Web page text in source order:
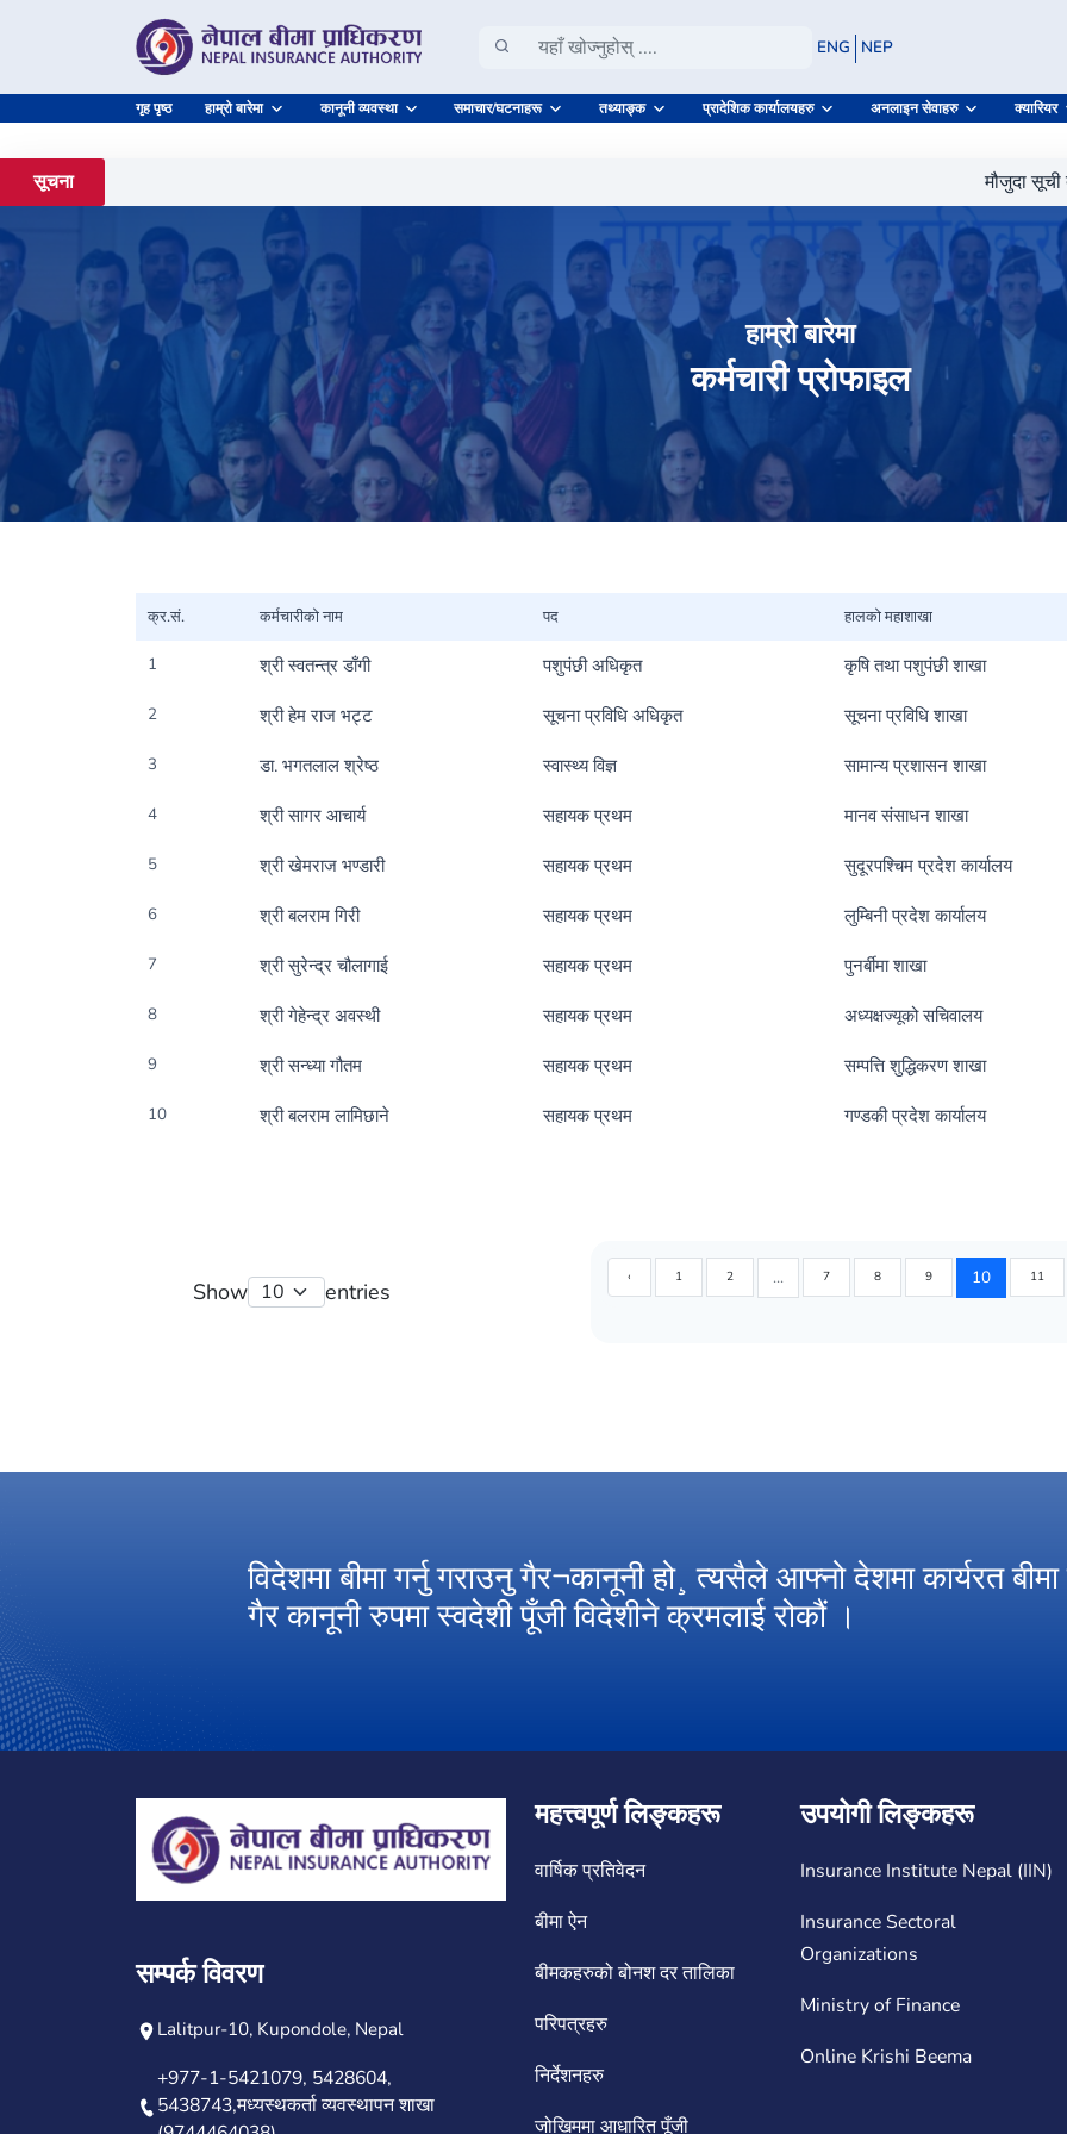
ENG NEP
गृह पृष्ठ हाम्रो बारेमा कानूनी व्यवस्था समाचार/घटनाहरू तथ्याङ्क प्रादेशिक कार्यालयहरु अनलाइन सेवाहरु क्यारियर
सूचना मौजुदा सूची दर्ता
हाम्रो बारेमा
कर्मचारी प्रोफाइल
क्र.सं. कर्मचारीको नाम पद हालको महाशाखा
1 श्री स्वतन्त्र डाँगी पशुपंछी अधिकृत कृषि तथा पशुपंछी शाखा
2 श्री हेम राज भट्ट सूचना प्रविधि अधिकृत सूचना प्रविधि शाखा
3 डा. भगतलाल श्रेष्ठ स्वास्थ्य विज्ञ सामान्य प्रशासन शाखा
4 श्री सागर आचार्य सहायक प्रथम मानव संसाधन शाखा
5 श्री खेमराज भण्डारी सहायक प्रथम सुदूरपश्चिम प्रदेश कार्यालय
6 श्री बलराम गिरी सहायक प्रथम लुम्बिनी प्रदेश कार्यालय
7 श्री सुरेन्द्र चौलागाई सहायक प्रथम पुनर्बीमा शाखा
8 श्री गेहेन्द्र अवस्थी सहायक प्रथम अध्यक्षज्यूको सचिवालय
9 श्री सन्ध्या गौतम सहायक प्रथम सम्पत्ति शुद्धिकरण शाखा
10 श्री बलराम लामिछाने सहायक प्रथम गण्डकी प्रदेश कार्यालय
Show entries
‹ 1 2 ... 7 8 9 10 11
प्राधिकरणको
विदेशमा बीमा गर्नु गराउनु गैर¬कानूनी हो¸ त्यसैले आफ्नो देशमा कार्यरत
गैर कानूनी रुपमा स्वदेशी पूँजी विदेशीने क्रमलाई रोकौं ।
सम्पर्क विवरण
Lalitpur-10, Kupondole, Nepal
+977-1-5421079, 5428604,
5438743,मध्यस्थकर्ता व्यवस्थापन शाखा
महत्त्वपूर्ण लिङ्कहरू
वार्षिक प्रतिवेदन
बीमा ऐन
बीमकहरुको बोनश दर तालिका
परिपत्रहरु
निर्देशनहरु
जोखिममा आधारित पूँजी
उपयोगी लिङ्कहरू
Insurance Institute Nepal (IIN)
Insurance Sectoral
Organizations
Ministry of Finance
Online Krishi Beema